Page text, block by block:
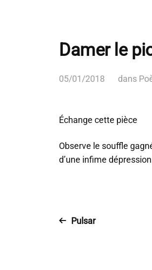
Damer le
05/01/2018 dans
Échange cette pièce
Observe le souffle
d’une infime
Pulsar